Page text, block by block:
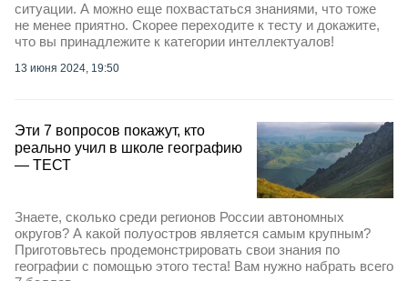
ситуации. А можно еще похвастаться знаниями, что тоже
не менее приятно. Скорее переходите к тесту и докажите,
что вы принадлежите к категории интеллектуалов!
13 июня 2024, 19:50
Эти 7 вопросов покажут, кто
реально учил в школе географию
— ТЕСТ
Знаете, сколько среди регионов России автономных
округов? А какой полуостров является самым крупным?
Приготовьтесь продемонстрировать свои знания по
географии с помощью этого теста! Вам нужно набрать всего